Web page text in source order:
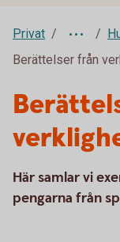
Privat
Berättelser från
Här samlar vi
pengarna från